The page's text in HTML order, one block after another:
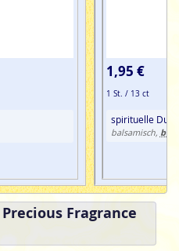
1,95 €
1 St. / 13 ct
spirituelle
balsamisch,
Fragrance